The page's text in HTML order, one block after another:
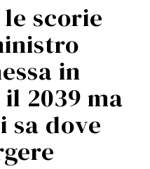
scorie
in
2039 ma
sa dove